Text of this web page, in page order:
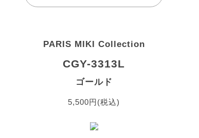
PARIS MIKI Collection
CGY-3313L
ゴールド
5,500円(税込)